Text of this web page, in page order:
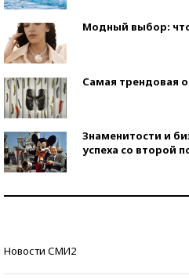
Модный выбор: что
Самая трендовая
Знаменитости и
успеха со второй
Новости СМИ2